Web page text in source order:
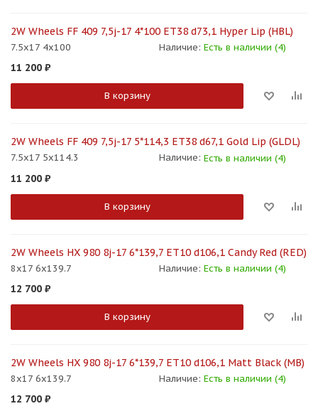
2W Wheels FF 409 7,5j-17 4*100 ET38 d73,1 Hyper Lip (HBL)
7.5x17 4x100 Наличие: Есть в наличии (4)
11 200 ₽
В корзину
2W Wheels FF 409 7,5j-17 5*114,3 ET38 d67,1 Gold Lip (GLDL)
7.5x17 5x114.3 Наличие: Есть в наличии (4)
11 200 ₽
В корзину
2W Wheels HX 980 8j-17 6*139,7 ET10 d106,1 Candy Red (RED)
8x17 6x139.7 Наличие: Есть в наличии (4)
12 700 ₽
В корзину
2W Wheels HX 980 8j-17 6*139,7 ET10 d106,1 Matt Black (MB)
8x17 6x139.7 Наличие: Есть в наличии (4)
12 700 ₽